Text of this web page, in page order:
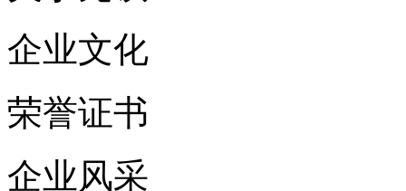
企业文化
荣誉证书
企业风采